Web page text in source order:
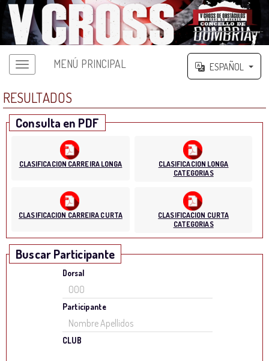
MENÚ PRINCIPAL ESPAÑOL
RESULTADOS
Consulta en PDF
CLASIFICACION CARREIRA LONGA
CLASIFICACION LONGA
CATEGORIAS
CLASIFICACION CARREIRA CURTA
CLASIFICACION CURTA
CATEGORIAS
Buscar Participante
Dorsal
Participante
CLUB